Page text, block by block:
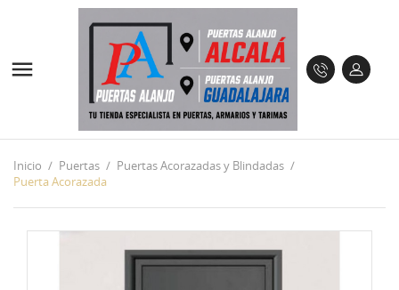

Inicio Puertas
Puertas Acorazadas y Blindadas
Puerta Acorazada